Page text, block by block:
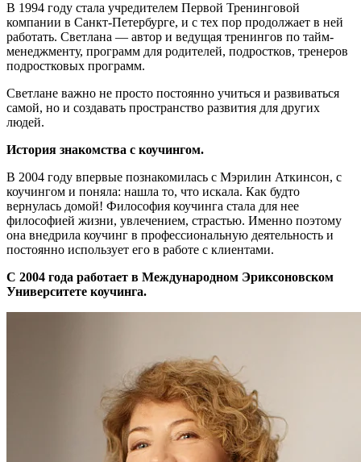
В 1994 году стала учредителем Первой Тренинговой
компании в Санкт-Петербурге, и с тех пор продолжает в ней
работать. Светлана — автор и ведущая тренингов по тайм-
менеджменту, программ для родителей, подростков, тренеров
подростковых программ.
Светлане важно не просто постоянно учиться и развиваться
самой, но и создавать пространство развития для других
людей.
История знакомства с коучингом.
В 2004 году впервые познакомилась с Мэрилин Аткинсон, с
коучингом и поняла: нашла то, что искала. Как будто
вернулась домой! Философия коучинга стала для нее
философией жизни, увлечением, страстью. Именно поэтому
она внедрила коучинг в профессиональную деятельность и
постоянно использует его в работе с клиентами.
С 2004 года работает в Международном Эриксоновском
Университете коучинга.